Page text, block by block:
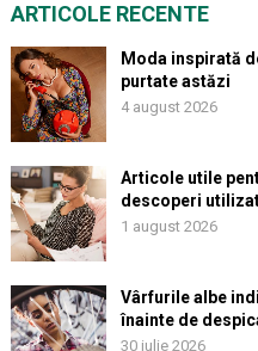
ARTICOLE RECENTE
Moda inspirată
purtate astăzi
4 august 2026
Articole utile
descoperi
1 august 2026
Vârfurile albe
înainte de
30 iulie 2026